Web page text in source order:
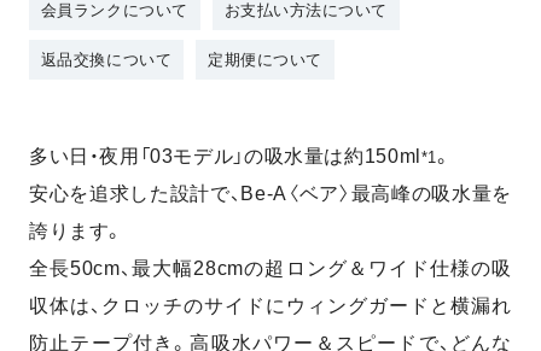
会員ランクについて お支払い方法について
返品交換について 定期便について
多い日・夜用「03モデル」の吸水量は約150ml *1。
安心を追求した設計で、Be-A〈ベア〉最高峰の吸水量を
誇ります。
全長50cm、最大幅28cmの超ロング＆ワイド仕様の吸
収体は、クロッチのサイドにウィングガードと横漏れ
防止テープ付き。高吸水パワー＆スピードで、どんな